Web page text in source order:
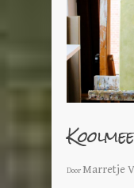
Door Marretje